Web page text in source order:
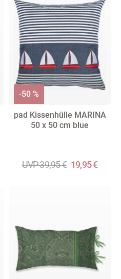
pad Kissenhülle MARINA
50 x 50 cm blue
UVP 39,95 € 19,95 €
-50 %